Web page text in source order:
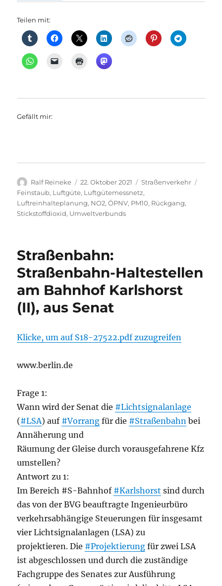
Teilen mit:
Gefällt mir:
Autor
Ralf Reineke
Veröffentlicht
am
22. Oktober 2021 Kategorien
Straßenverkehr
Feinstaub, Luftgüte, Luftgütemessnetz,
Luftreinhalteplanung, NO2,ÖPNV, PM10, Rückgang,
Stickstoffdioxid, Umweltverbunds
Straßenbahn:
Straßenbahn-Haltestellen
am Bahnhof Karlshorst
(II), aus Senat
Klicke, um auf S18-27522.pdf zuzugreifen
www.berlin.de
Frage 1:
Wann wird der Senat die #Lichtsignalanlage
(#LSA) auf #Vorrang für die #Straßenbahn bei
Annäherung und
Räumung der Gleise durch vorausgefahrene Kfz
umstellen?
Antwort zu 1:
Im Bereich #S-Bahnhof #Karlshorst sind durch
das von der BVG beauftragte Ingenieurbüro
verkehrsabhängige Steuerungen für insgesamt
vier Lichtsignalanlagen (LSA) zu
projektieren. Die #Projektierung für zwei LSA
ist abgeschlossen und durch die zuständige
Fachgruppe des Senates zur Ausführung